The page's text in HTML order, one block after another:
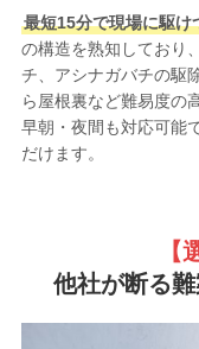
最短15分で現場に駆け
の構造を熟知しており
チ、アシナガバチの駆
ら屋根裏など難易度の
早朝・夜間も対応可能
だけます。
他社が断る